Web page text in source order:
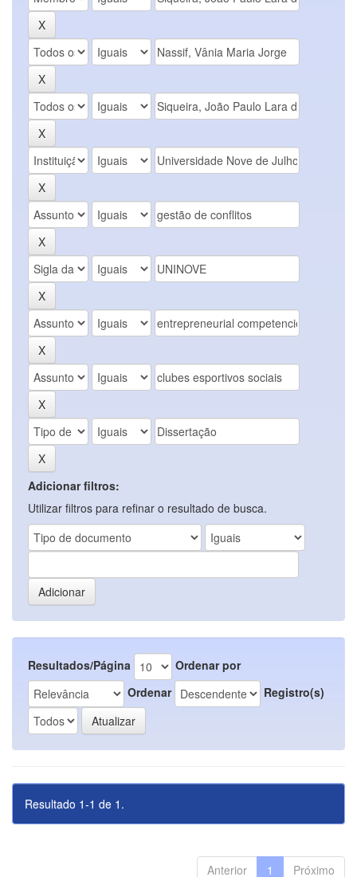
Adicionar filtros:
Utilizar filtros para refinar o resultado de busca.
Resultados/Página
Ordenar por
Ordenar
Registro(s)
Resultado 1-1 de 1.
Anterior 1 Próximo